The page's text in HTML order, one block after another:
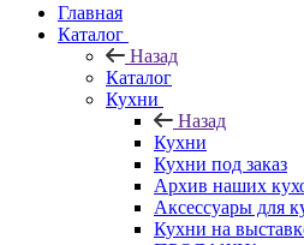
Главная
Каталог
Назад
Каталог
Кухни
Назад
Кухни
Кухни под заказ
Архив наших
Аксессуары для
Кухни на